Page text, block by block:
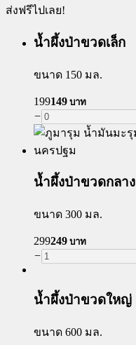
ส่งฟรีไปเลย!
น้ำผึ้งป่าขวดเล็ก
ขนาด 150 มล.
199149 บาท
−
น้ำผึ้งป่าขวดกลาง
ขนาด 300 มล.
299249 บาท
−
น้ำผึ้งป่าขวดใหญ่
ขนาด 600 มล.